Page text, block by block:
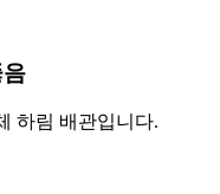
하림 배관입니다.